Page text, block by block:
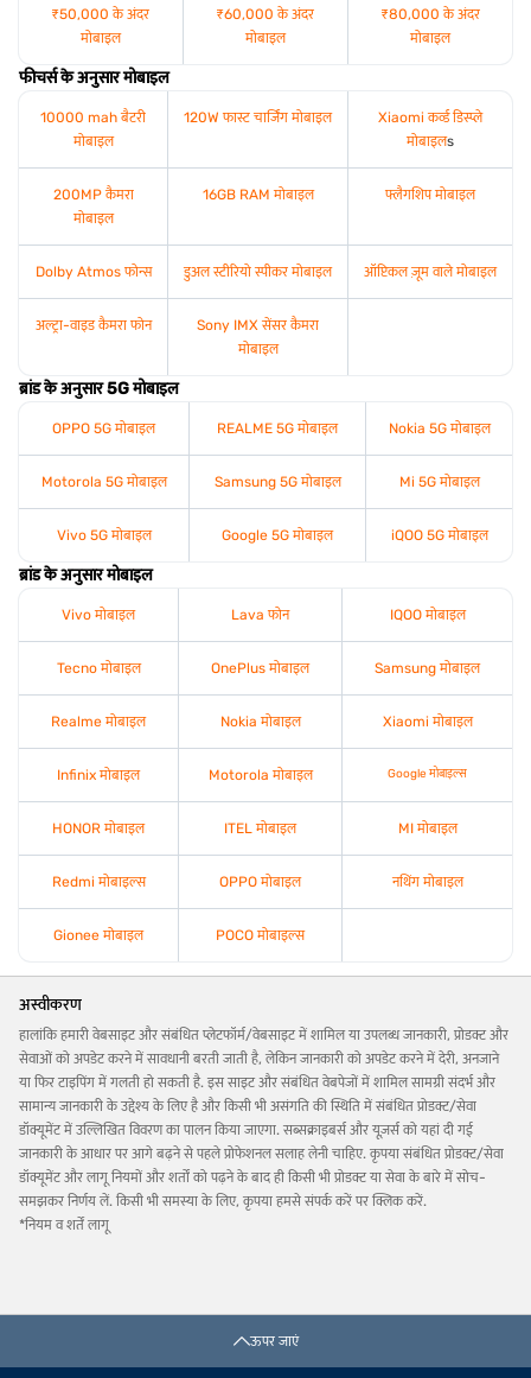
₹50,000 के अंदर
मोबाइल
₹60,000 के अंदर
मोबाइल
₹80,000 के अंदर
मोबाइल
फीचर्स के अनुसार मोबाइल
10000 mah बैटरी
मोबाइल
120W फास्ट चार्जिंग मोबाइल
Xiaomi कर्व्ड डिस्प्ले
मोबाइलs
200MP कैमरा
मोबाइल
16GB RAM मोबाइल फ्लैगशिप मोबाइल
Dolby Atmos फोन्स डुअल स्टीरियो स्पीकर मोबाइल ऑप्टिकल ज़ूम वाले मोबाइल
अल्ट्रा-वाइड कैमरा फोन
Sony IMX सेंसर कैमरा
मोबाइल
ब्रांड के अनुसार 5G मोबाइल
OPPO 5G मोबाइल REALME 5G मोबाइल Nokia 5G मोबाइल
Motorola 5G मोबाइल Samsung 5G मोबाइल Mi 5G मोबाइल
Vivo 5G मोबाइल Google 5G मोबाइल iQOO 5G मोबाइल
ब्रांड के अनुसार मोबाइल
Vivo मोबाइल Lava फोन IQOO मोबाइल
Tecno मोबाइल OnePlus मोबाइल Samsung मोबाइल
Realme मोबाइल Nokia मोबाइल Xiaomi मोबाइल
Infinix मोबाइल Motorola मोबाइल Google मोबाइल्स
HONOR मोबाइल ITEL मोबाइल MI मोबाइल
Redmi मोबाइल्स OPPO मोबाइल नथिंग मोबाइल
Gionee मोबाइल POCO मोबाइल्स
अस्वीकरण
हालांकि हमारी वेबसाइट और संबंधित प्लेटफॉर्म/वेबसाइट में शामिल या उपलब्ध जानकारी, प्रोडक्ट और
सेवाओं को अपडेट करने में सावधानी बरती जाती है, लेकिन जानकारी को अपडेट करने में देरी, अनजाने
या फिर टाइपिंग में गलती हो सकती है. इस साइट और संबंधित वेबपेजों में शामिल सामग्री संदर्भ और
सामान्य जानकारी के उद्देश्य के लिए है और किसी भी असंगति की स्थिति में संबंधित प्रोडक्ट/सेवा
डॉक्यूमेंट में उल्लिखित विवरण का पालन किया जाएगा. सब्सक्राइबर्स और यूज़र्स को यहां दी गई
जानकारी के आधार पर आगे बढ़ने से पहले प्रोफेशनल सलाह लेनी चाहिए. कृपया संबंधित प्रोडक्ट/सेवा
डॉक्यूमेंट और लागू नियमों और शर्तों को पढ़ने के बाद ही किसी भी प्रोडक्ट या सेवा के बारे में सोच-
समझकर निर्णय लें. किसी भी समस्या के लिए, कृपया हमसे संपर्क करें पर क्लिक करें.
*नियम व शर्तें लागू
ऊपर जाएं